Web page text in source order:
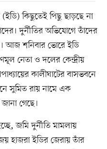
(ইডি) কিছুতেই পিছু ছাড়ছে না
দুর্নীতির অভিযোগে তাঁদের
আজ শনিবার ভোরে ইডি
নেতা ও দলের কেন্দ্রীয়
কালীঘাটের বাসভবনে
সুমিত রায় নামে এক
গেছে।
জমি দুর্নীতি মামলায়
হাজরা ইডির জেরায় তাঁর